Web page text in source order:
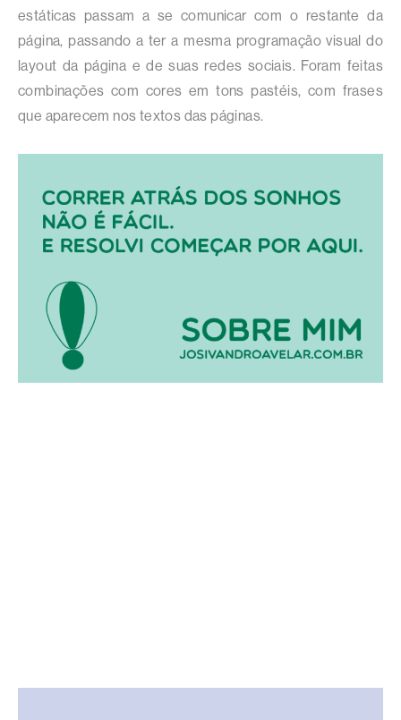
estáticas passam a se comunicar com o restante da
página, passando a ter a mesma programação visual do
layout da página e de suas redes sociais. Foram feitas
combinações com cores em tons pastéis, com frases
que aparecem nos textos das páginas.